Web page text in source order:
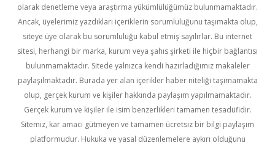
olarak denetleme veya araştırma yükümlülüğümüz bulunmamaktadır.
Ancak, üyelerimiz yazdıkları içeriklerin sorumluluğunu taşımakta olup,
siteye üye olarak bu sorumluluğu kabul etmiş sayılırlar. Bu internet
sitesi, herhangi bir marka, kurum veya şahıs şirketi ile hiçbir bağlantısı
bulunmamaktadır. Sitede yalnızca kendi hazırladığımız makaleler
paylaşılmaktadır. Burada yer alan içerikler haber niteliği taşımamakta
olup, gerçek kurum ve kişiler hakkında paylaşım yapılmamaktadır.
Gerçek kurum ve kişiler ile isim benzerlikleri tamamen tesadüfidir.
Sitemiz, kar amacı gütmeyen ve tamamen ücretsiz bir bilgi paylaşım
platformudur. Hukuka ve yasal düzenlemelere aykırı olduğunu